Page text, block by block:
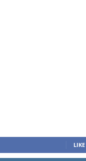
LIKE